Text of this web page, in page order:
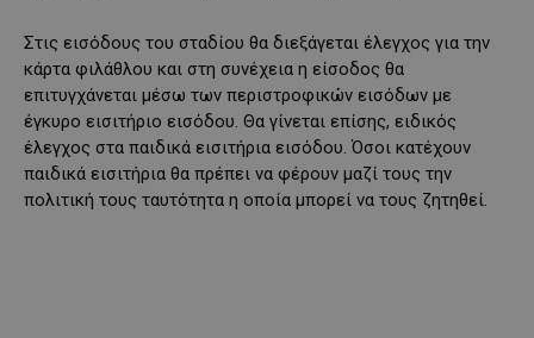
Στις εισόδους του σταδίου θα διεξάγεται έλεγχος για την
κάρτα φιλάθλου και στη συνέχεια η είσοδος θα
επιτυγχάνεται μέσω των περιστροφικών εισόδων με
έγκυρο εισιτήριο εισόδου. Θα γίνεται επίσης, ειδικός
έλεγχος στα παιδικά εισιτήρια εισόδου. Όσοι κατέχουν
παιδικά εισιτήρια θα πρέπει να φέρουν μαζί τους την
πολιτική τους ταυτότητα η οποία μπορεί να τους ζητηθεί.